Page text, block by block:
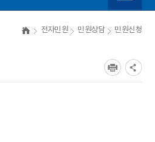
맵
전자민원 민원상담 민원신청